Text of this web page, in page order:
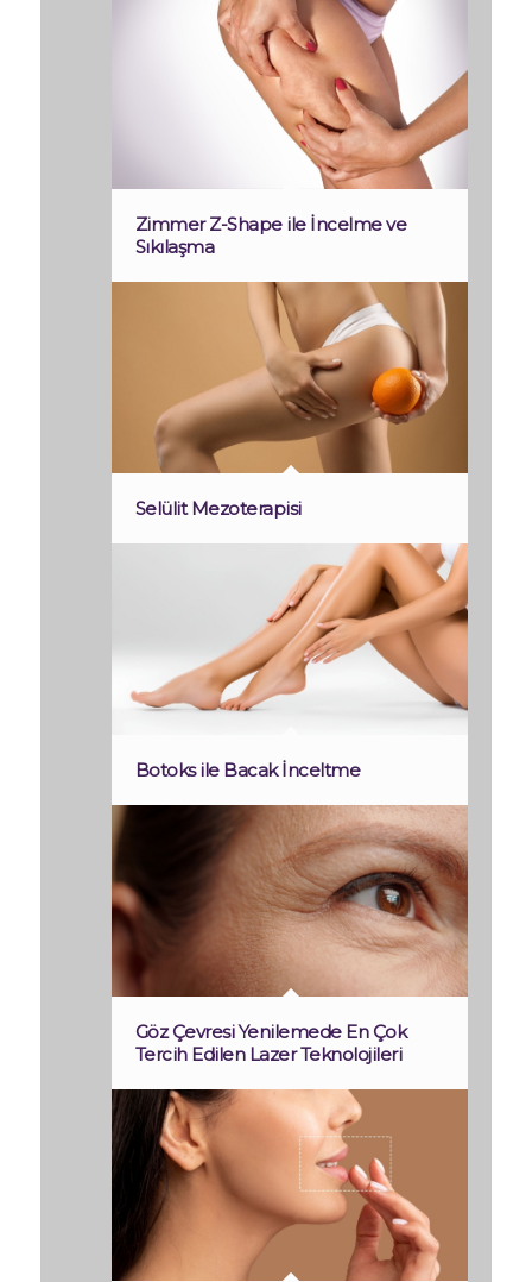
Zimmer Z-Shape ile İncelme ve
Sıkılaşma
Selülit Mezoterapisi
Botoks ile Bacak İnceltme
Göz Çevresi Yenilemede En Çok
Tercih Edilen Lazer Teknolojileri